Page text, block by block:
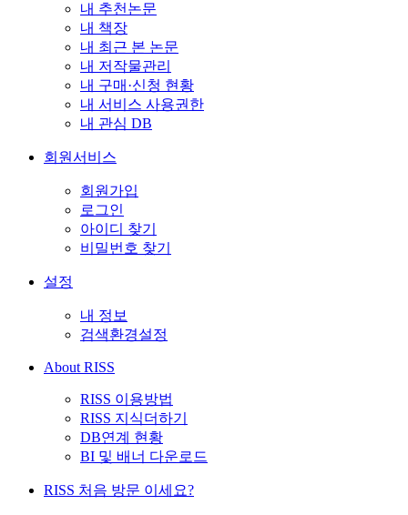
내 추천논문
내 책장
내 최근 본 논문
내 저작물관리
내 구매·신청 현황
내 서비스 사용권한
내 관심 DB
회원서비스
회원가입
로그인
아이디 찾기
비밀번호 찾기
설정
내 정보
검색환경설정
About RISS
RISS 이용방법
RISS 지식더하기
DB연계 현황
BI 및 배너 다운로드
RISS 처음 방문 이세요?